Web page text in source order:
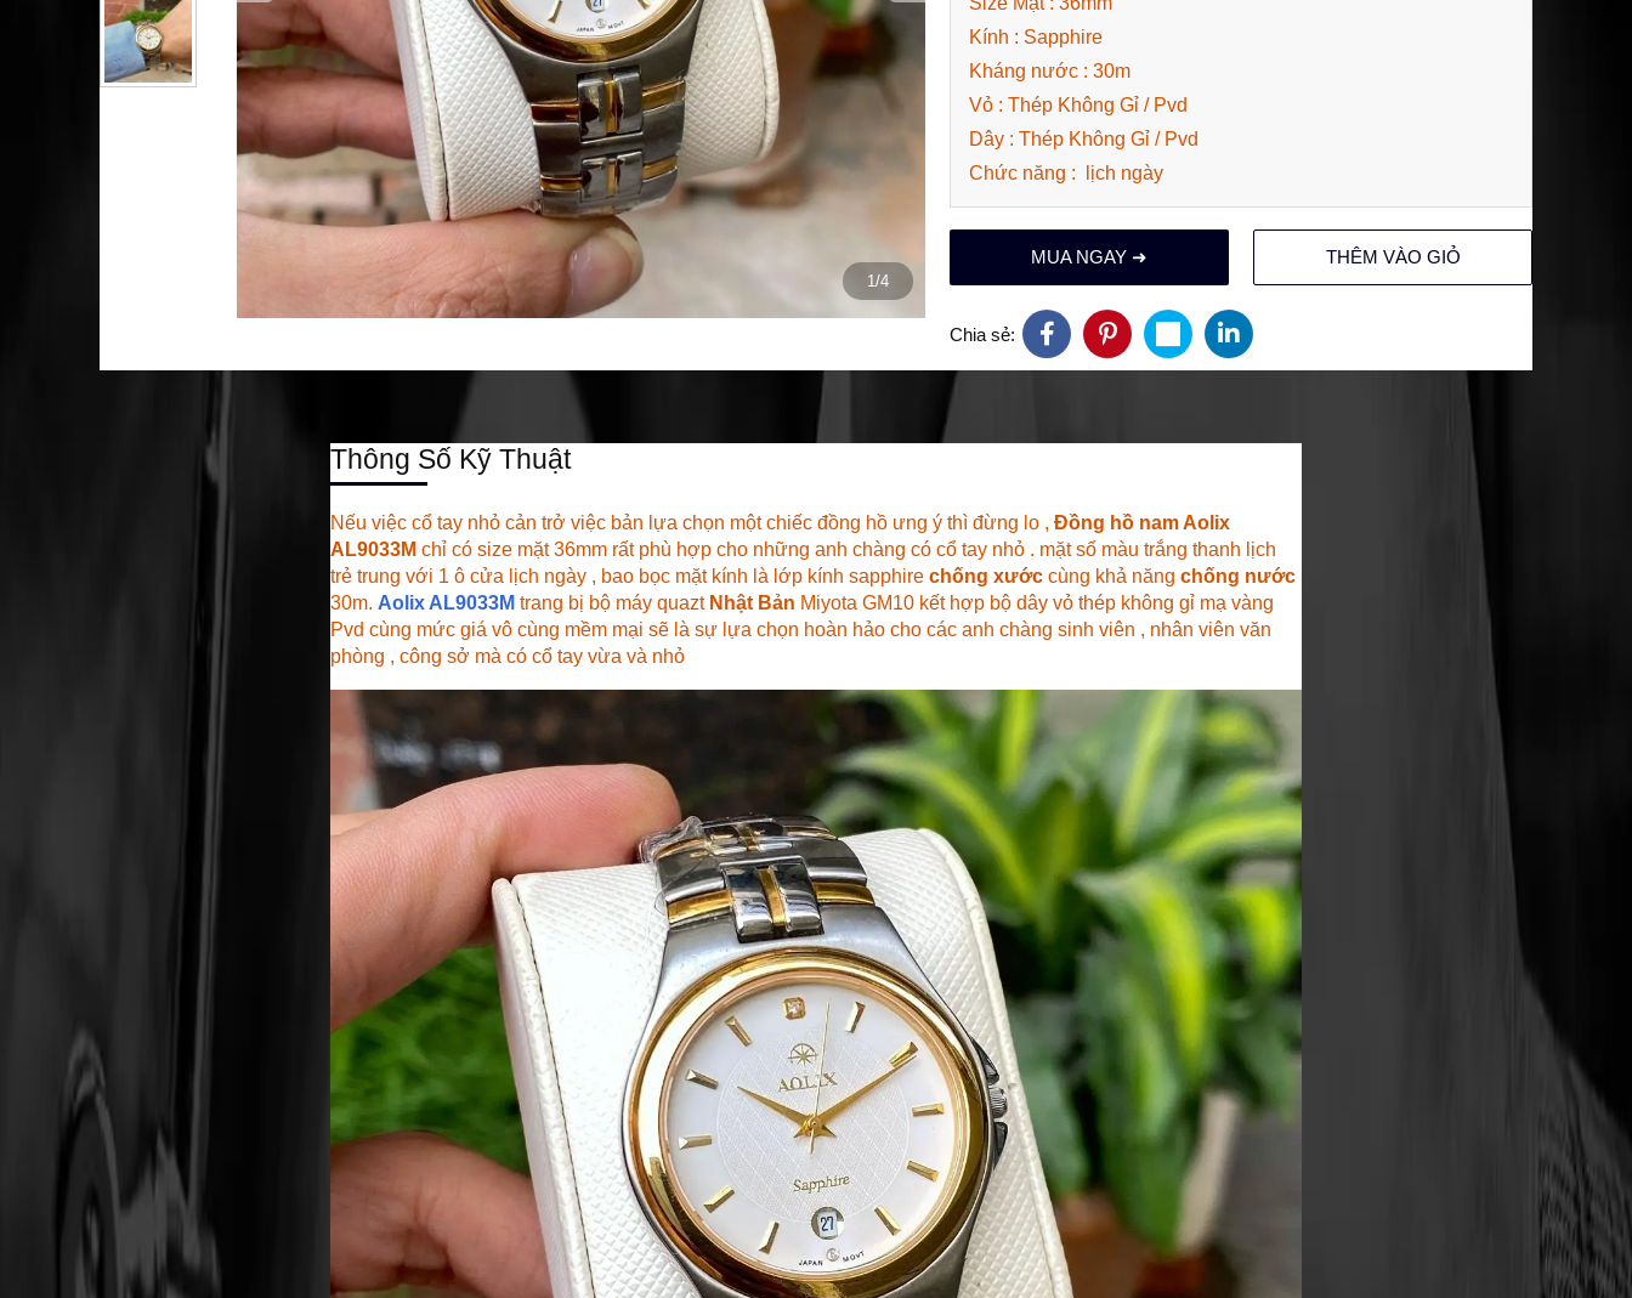
1/4
Kính : Sapphire
Kháng nước : 30m
Vỏ : Thép Không Gỉ / Pvd
Dây : Thép Không Gỉ / Pvd
Chức năng : lịch ngày
MUA NGAY ➜ THÊM VÀO GIỎ
Chia sẻ:
Thông Số Kỹ Thuật
Nếu việc cổ tay nhỏ cản trở việc bản lựa chọn một chiếc đồng hồ ưng ý thì đừng lo , Đồng hồ namAolix
AL9033M chỉ có size mặt 36mm rất phù hợp cho những anh chàng có cổ tay nhỏ . mặt số màu trắng thanh lịch
trẻ trung với 1 ô cửa lịch ngày , bao bọc mặt kính là lớp kính sapphire chống xước cùng khả năng chống nước
30m. Aolix AL9033M trang bị bộ máy quazt Nhật Bản Miyota GM10 kết hợp bộ dây vỏ thép không gỉ mạ vàng
Pvd cùng mức giá vô cùng mềm mại sẽ là sự lựa chọn hoàn hảo cho các anh chàng sinh viên , nhân viên văn
phòng , công sở mà có cổ tay vừa và nhỏ